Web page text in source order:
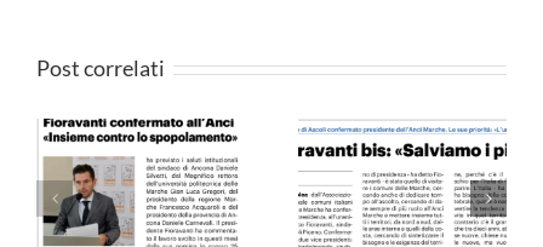
Post correlati
QN 10.09.24
Il Resto del Carlino –
25.05.24